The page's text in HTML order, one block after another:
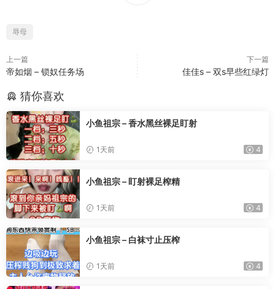
辱母
上一篇
帝如烟 – 锁奴任务场
下一篇
佳佳s – 双s早些红绿灯
猜你喜欢
小鱼祖宗 – 香水黑丝裸足盯射
1天前 4
小鱼祖宗 – 盯射裸足榨精
1天前 4
小鱼祖宗 – 白袜寸止压榨
1天前 4